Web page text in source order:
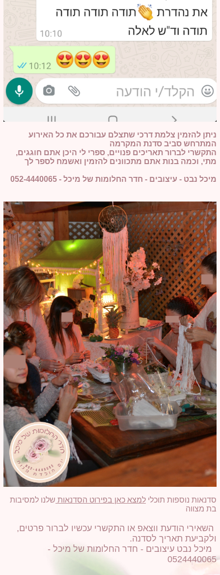
ניתן להזמין צלמת דרכי שתצלם עבורכם את כל האירוע
המתרחש סביב סדנת המקרמה
התקשרי לברור תאריכים פנויים, ספרי לי היכן אתם חוגגים,
מתי, וכמה בנות אתם מתכוונים להזמין ואשמח לספר לך
מיכל נבט - עיצובים - חדר החלומות של מיכל - 052-4440065
סדנאות נוספות תוכלי למצא כאן בפירוט הסדנאות שלנו למסיבות
בת מצווה
השאירי הודעת ווצאפ או התקשרי עכשיו לברור פרטים,
ולקביעת תאריך לסדנה.
מיכל נבט עיצובים - חדר החלומות של מיכל -
0524440065